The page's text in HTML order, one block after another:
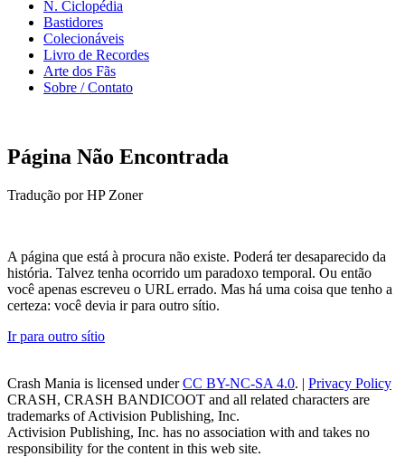
N. Ciclopédia
Bastidores
Colecionáveis
Livro de Recordes
Arte dos Fãs
Sobre / Contato
Página Não Encontrada
Tradução por HP Zoner
A página que está à procura não existe. Poderá ter desaparecido da
história. Talvez tenha ocorrido um paradoxo temporal. Ou então
você apenas escreveu o URL errado. Mas há uma coisa que tenho a
certeza: você devia ir para outro sítio.
Ir para outro sítio
Crash Mania is licensed underCC BY-NC-SA 4.0. | Privacy Policy
CRASH, CRASH BANDICOOT and all related characters are
trademarks of Activision Publishing, Inc.
Activision Publishing, Inc. has no association with and takes no
responsibility for the content in this web site.